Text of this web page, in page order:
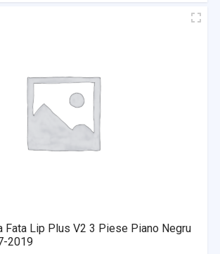
Fata Lip Plus V2 3 Piese Piano Negru
2019